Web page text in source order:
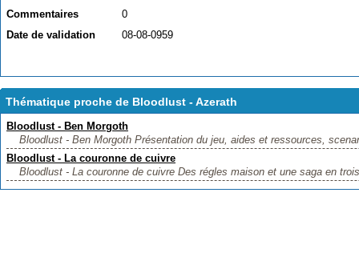
Commentaires
0
Date de validation
08-08-0959
Thématique proche de Bloodlust - Azerath
Bloodlust - Ben Morgoth
Bloodlust - Ben Morgoth Présentation du jeu, aides et ressources,
Bloodlust - La couronne de cuivre
Bloodlust - La couronne de cuivre Des régles maison et une saga en